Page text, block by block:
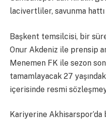
lacivertliler, savunma hattı
Başkent temsilcisi, bir
Onur Akdeniz ile prensip
Menemen FK ile sezon
tamamlayacak 27
içerisinde resmi
Kariyerine